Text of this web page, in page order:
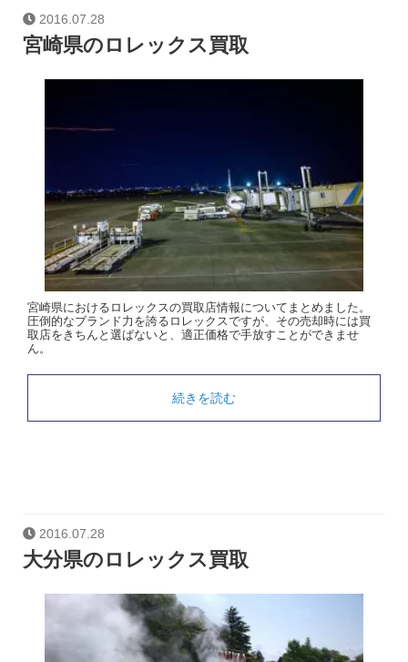
2016.07.28
宮崎県のロレックス買取
宮崎県におけるロレックスの買取店情報についてまとめました。
圧倒的なブランド力を誇るロレックスですが、その売却時には買
取店をきちんと選ばないと、適正価格で手放すことができませ
ん。
続きを読む
2016.07.28
大分県のロレックス買取